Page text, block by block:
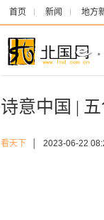
首页 新闻 地方
诗意中国 |
看天下 2023-06-22